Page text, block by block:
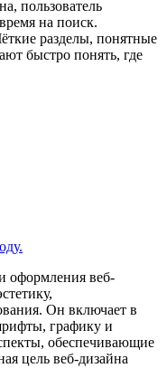
пользователь
на поиск.
разделы, понятные
быстро понять, где
оформления веб-
Он включает в
графику и
обеспечивающие
цель веб-дизайна